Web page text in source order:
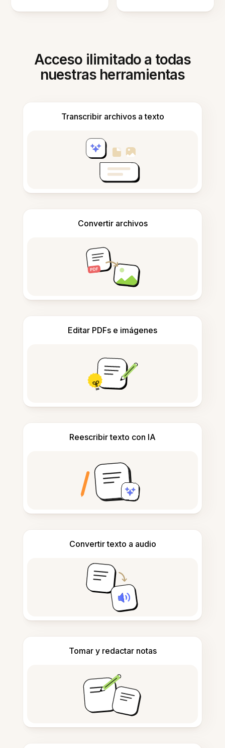
Acceso ilimitado a todas
nuestras herramientas
Transcribir archivos a texto
Convertir archivos
Editar PDFs e imágenes
Reescribir texto con IA
Convertir texto a audio
Tomar y redactar notas